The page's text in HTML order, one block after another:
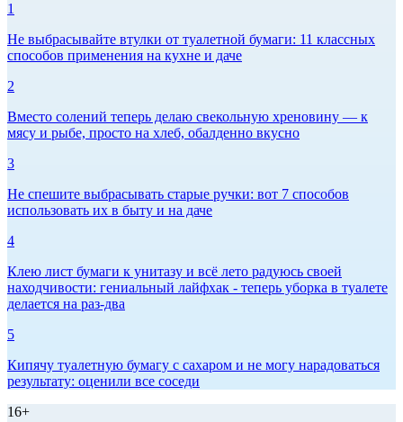
1
Не выбрасывайте втулки от туалетной бумаги: 11 классных
способов применения на кухне и даче
2
Вместо солений теперь делаю свекольную хреновину — к
мясу и рыбе, просто на хлеб, обалденно вкусно
3
Не спешите выбрасывать старые ручки: вот 7 способов
использовать их в быту и на даче
4
Клею лист бумаги к унитазу и всё лето радуюсь своей
находчивости: гениальный лайфхак - теперь уборка в туалете
делается на раз-два
5
Кипячу туалетную бумагу с сахаром и не могу нарадоваться
результату: оценили все соседи
16+